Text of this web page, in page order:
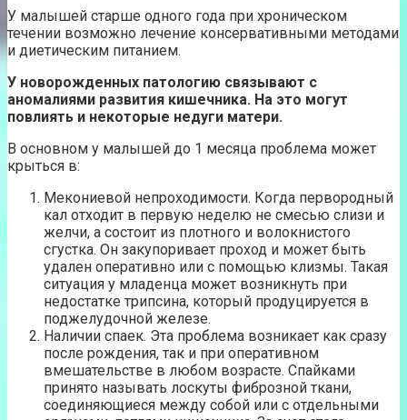
У малышей старше одного года при хроническом
течении возможно лечение консервативными методами
и диетическим питанием.
У новорожденных патологию связывают с
аномалиями развития кишечника. На это могут
повлиять и некоторые недуги матери.
В основном у малышей до 1 месяца проблема может
крыться в:
Мекониевой непроходимости. Когда первородный
кал отходит в первую неделю не смесью слизи и
желчи, а состоит из плотного и волокнистого
сгустка. Он закупоривает проход и может быть
удален оперативно или с помощью клизмы. Такая
ситуация у младенца может возникнуть при
недостатке трипсина, который продуцируется в
поджелудочной железе.
Наличии спаек. Эта проблема возникает как сразу
после рождения, так и при оперативном
вмешательстве в любом возрасте. Спайками
принято называть лоскуты фиброзной ткани,
соединяющиеся между собой или с отдельными